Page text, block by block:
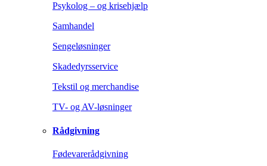
Psykolog – og krisehjælp
Samhandel
Sengeløsninger
Skadedyrsservice
Tekstil og merchandise
TV- og AV-løsninger
Rådgivning
Fødevarerådgivning